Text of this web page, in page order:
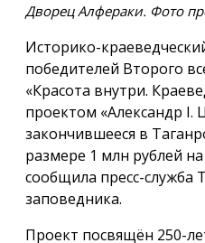
Дворец Алфераки. Фото
Историко-
победителей Второго
«Красота внутри.
проектом «Александр I.
закончившееся в
размере 1 млн рублей
сообщила пресс-служба
заповедника.
Проект посвящён 250-